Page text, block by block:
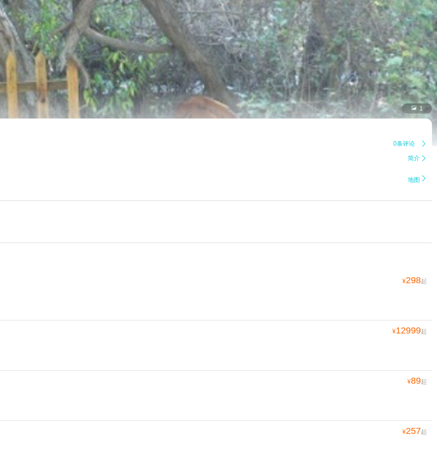
 1
0条评论 
简介 
地图 
¥298起
¥12999起
¥89起
¥257起